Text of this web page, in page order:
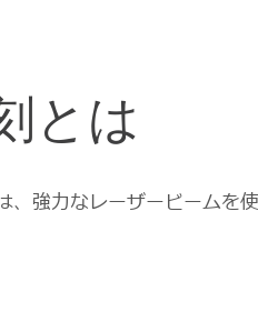
とは
、強力なレーザービームを